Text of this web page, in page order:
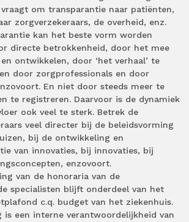
om transparantie naar patiënten,
zorgverzekeraars, de overheid, enz.
kan het beste vorm worden
directe betrokkenheid, door het mee
ontwikkelen, door ‘het verhaal’ te
door zorgprofessionals en door
En niet door steeds meer te
te registreren. Daarvoor is de dynamiek
ook veel te sterk. Betrek de
veel directer bij de beleidsvorming
bij de ontwikkeling en
van innovaties, bij innovaties, bij
enzovoort.
van de honoraria van de
specialisten blijft onderdeel van het
c.q. budget van het ziekenhuis.
is een interne verantwoordelijkheid van